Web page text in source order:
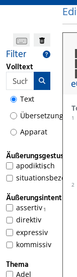
Filter
Volltext
Text
Übersetzung
Apparat
Äußerungsgestus
1
apodiktisch
situationsbezogen
Äußerungsintention
1
assertiv
direktiv
expressiv
kommissiv
Thema
Adel
1
2